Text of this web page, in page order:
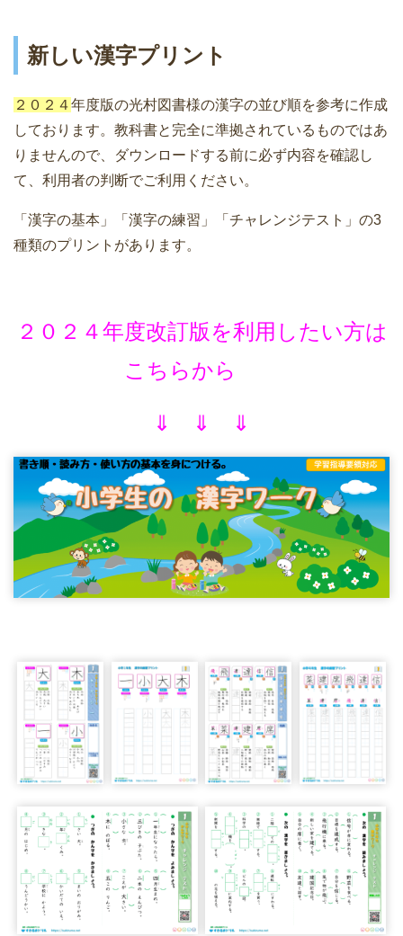
新しい漢字プリント
２０２４年度版の光村図書様の漢字の並び順を参考に作成
しております。教科書と完全に準拠されているものではあ
りませんので、ダウンロードする前に必ず内容を確認し
て、利用者の判断でご利用ください。
「漢字の基本」「漢字の練習」「チャレンジテスト」の3
種類のプリントがあります。
２０２４年度改訂版を利用したい方は
こちらから
⇓ ⇓ ⇓